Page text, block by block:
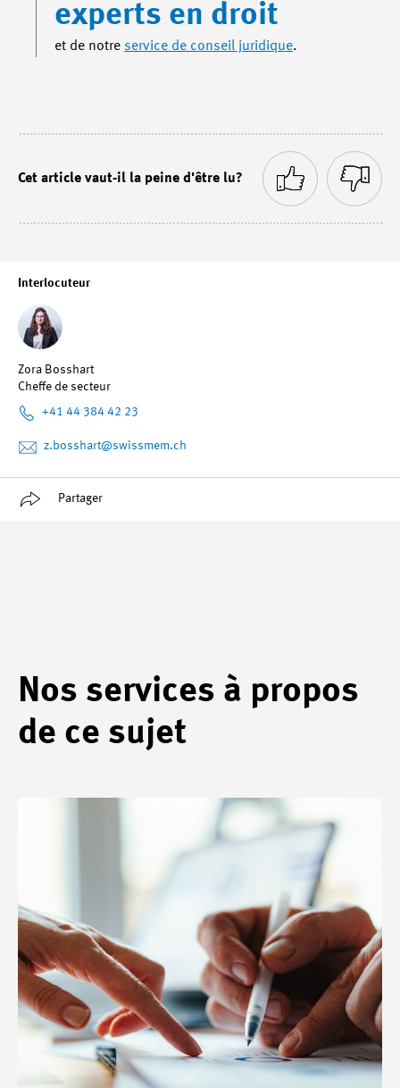
Interlocuteur
Zora Bosshart
Cheffe de secteur
+41 44 384 42 23
z.bosshart@swissmem.ch
Partager
experts en droit
et de notre service de conseil juridique.
Cet article vaut-il la peine d'être lu?
Nos services à propos
de ce sujet